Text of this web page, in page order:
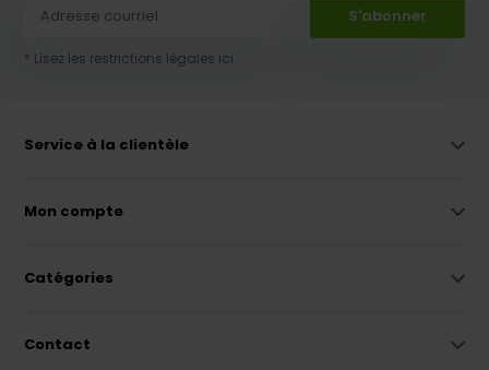
S'abonner
* Lisez les restrictions légales ici
Service à la clientèle
Mon compte
Catégories
Contact